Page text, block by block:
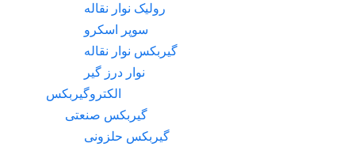
رولیک نوار نقاله
سوپر اسکرو
گیربکس نوار نقاله
نوار درز گیر
الکتروگیربکس
گیربکس صنعتی
گیربکس حلزونی